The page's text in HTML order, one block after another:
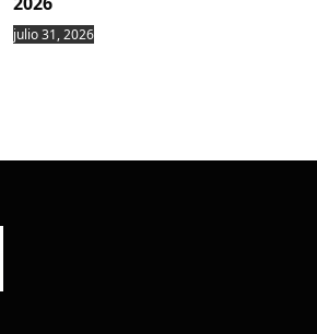
julio 31, 2026